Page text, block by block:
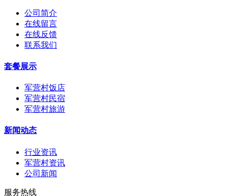
公司简介
在线留言
在线反馈
联系我们
套餐展示
军营村饭店
军营村民宿
军营村旅游
新闻动态
行业资讯
军营村资讯
公司新闻
服务热线